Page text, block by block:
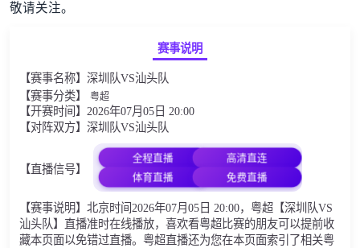
敬请关注。
赛事说明
【赛事名称】深圳队VS汕头队
【赛事分类】 粤超
【开赛时间】2026年07月05日 20:00
【对阵双方】深圳队VS汕头队
【直播信号】
全程直播
高清直连
体育直播
免费直播
【赛事说明】北京时间2026年07月05日 20:00，粤超【深圳队VS
汕头队】直播准时在线播放，喜欢看粤超比赛的朋友可以提前收
藏本页面以免错过直播。粤超直播还为您在本页面索引了相关粤